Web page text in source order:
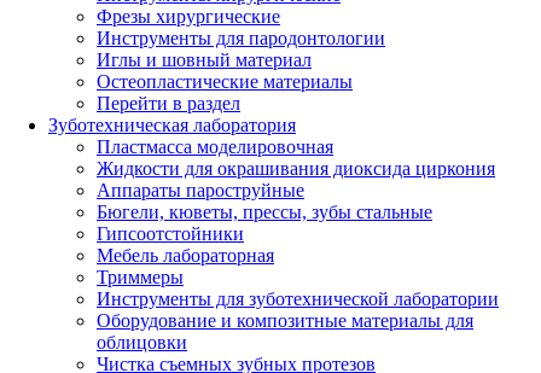
Фрезы хирургические
Инструменты для пародонтологии
Иглы и шовный материал
Остеопластические материалы
Перейти в раздел
Зуботехническая лаборатория
Пластмасса моделировочная
Жидкости для окрашивания диоксида циркония
Аппараты пароструйные
Бюгели, кюветы, прессы, зубы стальные
Гипсоотстойники
Мебель лабораторная
Триммеры
Инструменты для зуботехнической лаборатории
Оборудование и композитные материалы для
облицовки
Чистка съемных зубных протезов